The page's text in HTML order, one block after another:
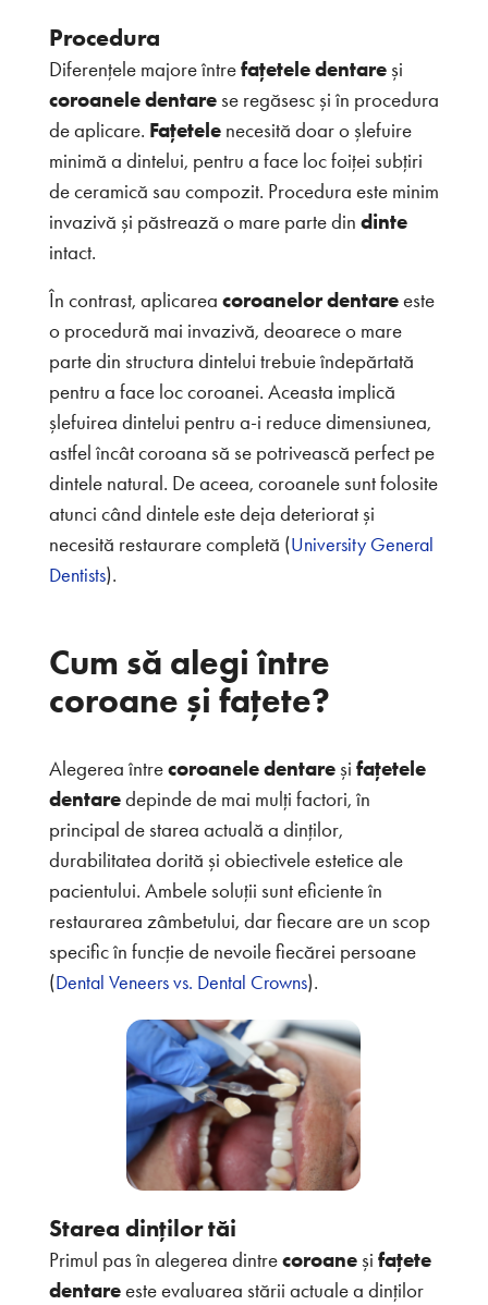
Procedura
Diferențele majore întrefațetele dentareși
coroanele dentarese regăsesc și în procedura
de aplicare. Fațetelenecesită doar o șlefuire
minimă a dintelui, pentru a face loc foiței subțiri
de ceramică sau compozit. Procedura este minim
invazivă și păstrează o mare parte din dinte
intact.
În contrast, aplicarea coroanelor dentareeste
o procedură mai invazivă, deoarece o mare
parte din structura dintelui trebuie îndepărtată
pentru a face loc coroanei. Aceasta implică
șlefuirea dintelui pentru a-i reduce dimensiunea,
astfel încât coroana să se potrivească perfect pe
dintele natural. De aceea, coroanele sunt folosite
atunci când dintele este deja deteriorat și
necesită restaurare completă (University General
Dentists).
Cum să alegi între
coroane și fațete?
Alegerea întrecoroanele dentareși fațetele
dentaredepinde de mai mulți factori, în
principal de starea actuală a dinților,
durabilitatea dorită și obiectivele estetice ale
pacientului. Ambele soluții sunt eficiente în
restaurarea zâmbetului, dar fiecare are un scop
specific în funcție de nevoile fiecărei persoane
(Dental Veneers vs. Dental Crowns).
Starea dinților tăi
Primul pas în alegerea dintrecoroaneși fațete
dentareeste evaluarea stării actuale a dinților